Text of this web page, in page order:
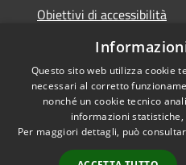
Obiettivi di accessibilità
Storico Deliberazioni
Accessibilità
Questo sito web utilizza cookie
necessari al corretto
nonché un cookie tecnico
informazioni
Per maggiori dettagli, può